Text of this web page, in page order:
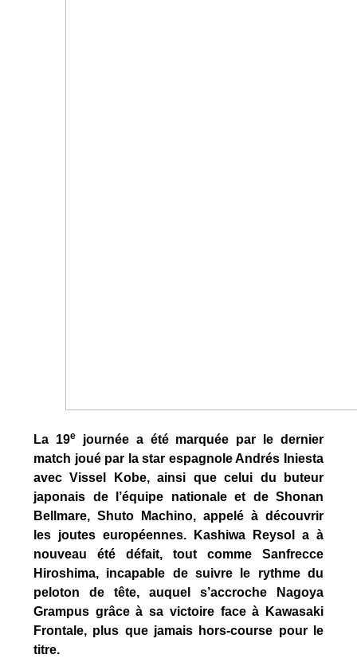
La 19ejournée a été marquée par le dernier
match joué par la star espagnole Andrés Iniesta
avec Vissel Kobe, ainsi que celui du buteur
japonais de l’équipe nationale et de Shonan
Bellmare, Shuto Machino, appelé à découvrir
les joutes européennes. Kashiwa Reysol a à
nouveau été défait, tout comme Sanfrecce
Hiroshima, incapable de suivre le rythme du
peloton de tête, auquel s’accroche Nagoya
Grampus grâce à sa victoire face à Kawasaki
Frontale, plus que jamais hors-course pour le
titre.